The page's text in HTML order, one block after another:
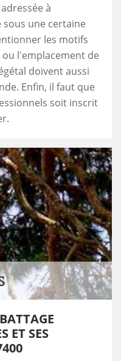
à
une certaine
les motifs
l'emplacement de
doivent aussi
Enfin, il faut que
soit inscrit
ET SES